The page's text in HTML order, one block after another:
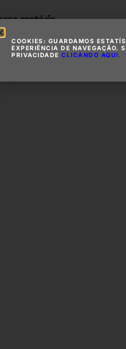
matéria
COOKIES: GUARDAMOS
EXPERIÊNCIA DE NAVEGAÇÃO.
PRIVACIDADE CLICANDO AQUI .